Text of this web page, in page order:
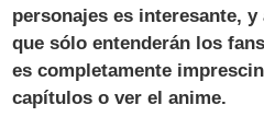
personajes es interesante,
que sólo entenderán los
es completamente
capítulos o ver el anime.